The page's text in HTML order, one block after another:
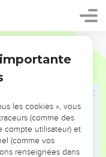
adultère, tu
les idoles, tu
Dieu par la
cause de vous parmi
si tu gardes
Loi, ta Circoncision
les cookies », vous
(comme des
compte utilisateur) et
(comme vos
renseignées dans